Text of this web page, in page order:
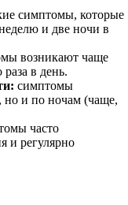
симптомы, которые
и две ночи в
возникают чаще
в день.
симптомы
но и по ночам (чаще,
часто
и регулярно